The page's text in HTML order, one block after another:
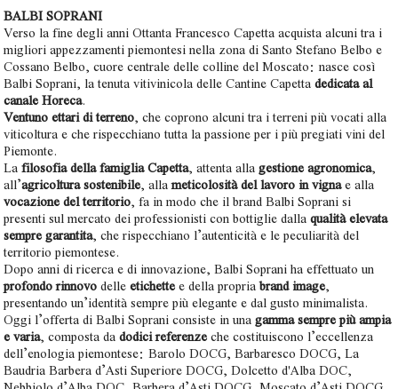
BALBI SOPRANI
Verso la fine degli anni Ottanta Francesco Capetta acquista alcuni tra i
migliori appezzamenti piemontesi nella zona di Santo Stefano Belbo e
Cossano Belbo, cuore centrale delle colline del Moscato: nasce così
Balbi Soprani, la tenuta vitivinicola delle Cantine Capettadedicata al
canale Horeca.
Ventuno ettari di terreno, che coprono alcuni tra i terreni più vocati alla
viticoltura e che rispecchiano tutta la passione per i più pregiati vini del
Piemonte.
Lafilosofia della famiglia Capetta, attenta allagestione agronomica,
all’agricoltura sostenibile, allameticolosità del lavoro in vignae alla
vocazione del territorio, fa in modo che il brand Balbi Soprani si
presenti sul mercato dei professionisti con bottiglie dallaqualità elevata
sempre garantita, che rispecchiano l’autenticità e le peculiarità del
territorio piemontese.
Dopo anni di ricerca e di innovazione, Balbi Soprani ha effettuato un
profondo rinnovodelleetichettee della propriabrand image,
presentando un’identità sempre più elegante e dal gusto minimalista.
Oggi l’offerta di Balbi Soprani consiste in unagamma sempre più ampia
e varia, composta dadodici referenzeche costituiscono l’eccellenza
dell’enologia piemontese: Barolo DOCG, Barbaresco DOCG, La
Baudria Barbera d’Asti Superiore DOCG, Dolcetto d'Alba DOC,